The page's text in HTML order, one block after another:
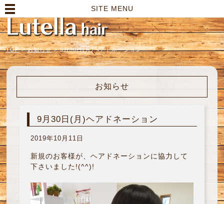
SITE MENU
TOP > お知らせ > 9月30日(月)ヘアドネーション
お知らせ
9月30日(月)ヘアドネーション
2019年10月11日
新規のお客様が、ヘアドネーションに協力して
下さいました!(^^)!